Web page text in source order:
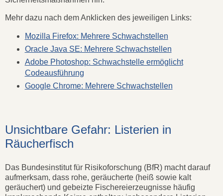
Mehr dazu nach dem Anklicken des jeweiligen Links:
Mozilla Firefox: Mehrere Schwachstellen
Oracle Java SE: Mehrere Schwachstellen
Adobe Photoshop: Schwachstelle ermöglicht
Codeausführung
Google Chrome: Mehrere Schwachstellen
Unsichtbare Gefahr: Listerien in
Räucherfisch
Das Bundesinstitut für Risikoforschung (BfR) macht darauf
aufmerksam, dass rohe, geräucherte (heiß sowie kalt
geräuchert) und gebeizte Fischereierzeugnisse häufig